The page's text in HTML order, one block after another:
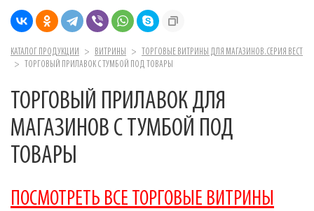
КАТАЛОГ ПРОДУКЦИИ ВИТРИНЫ
ТОРГОВЫЕ ВИТРИНЫ ДЛЯ МАГАЗИНОВ.СЕРИЯ ВЕСТ
ТОРГОВЫЙ ПРИЛАВОК С ТУМБОЙ ПОД ТОВАРЫ
ТОРГОВЫЙ ПРИЛАВОК ДЛЯ
МАГАЗИНОВ С ТУМБОЙ ПОД
ТОВАРЫ
ПОСМОТРЕТЬ ВСЕ ТОРГОВЫЕ ВИТРИНЫ